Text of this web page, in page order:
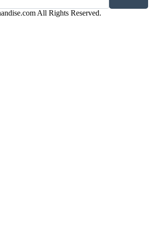
All Rights Reserved.